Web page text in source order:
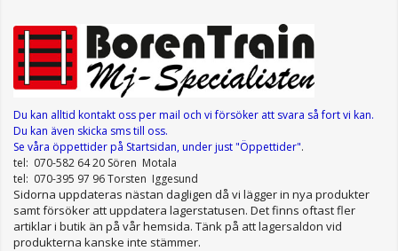
Du kan alltid kontakt oss per mail och vi försöker att svara så fort vi kan.
Du kan även skicka sms till oss.
Se våra öppettiderpå Startsidan, under just "Öppettider".
tel: 070-582 64 20 Sören Motala
tel: 070-395 97 96 Torsten Iggesund
Sidorna uppdateras nästan dagligen då vi lägger in nya produkter
samt försöker att uppdatera lagerstatusen. Det finns oftast fler
artiklar i butik än på vår hemsida. Tänk på att lagersaldon vid
produkterna kanske inte stämmer.